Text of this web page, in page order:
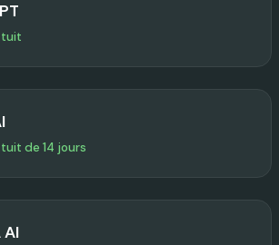
de 14 jours
AI